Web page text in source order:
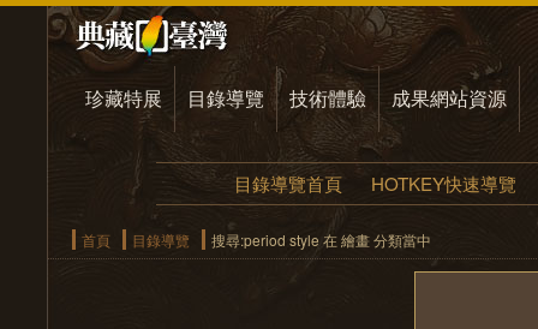
珍藏特展 目錄導覽 技術體驗 成果網站資源
目錄導覽首頁 HOTKEY快速導覽
首頁 目錄導覽 搜尋:period style 在 繪畫 分類當中